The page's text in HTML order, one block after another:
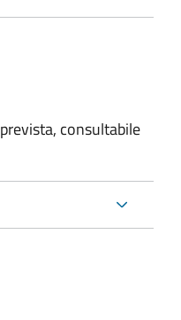
consultabile